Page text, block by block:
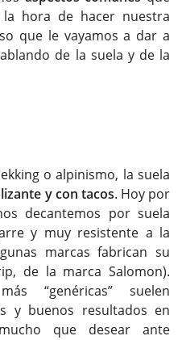
hora de hacer nuestra
que le vayamos a dar a
de la suela y de la
o alpinismo, la suela
y con tacos. Hoy por
decantemos por suela
y muy resistente a la
marcas fabrican su
de la marca Salomon).
“genéricas” suelen
y buenos resultados en
que desear ante